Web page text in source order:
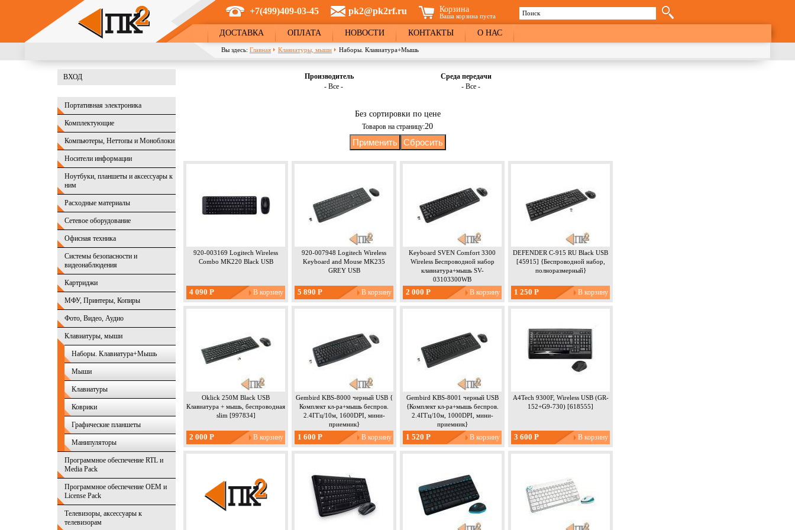
Перейти к основному содержанию
+7(499)409-03-45 pk2@pk2rf.ru Корзина
Ваша корзина пуста Форма поиска
Поиск
ДОСТАВКА ОПЛАТА НОВОСТИ КОНТАКТЫ О НАС
Вы здесь: Главная Клавиатуры, мыши Наборы. Клавиатура+Мышь
ВХОД
Портативная электроника
Комплектующие
Компьютеры, Неттопы и Моноблоки
Носители информации
Ноутбуки, планшеты и аксессуары к
ним
Расходные материалы
Сетевое оборудование
Офисная техника
Системы безопасности и
видеонаблюдения
Картриджи
МФУ, Принтеры, Копиры
Фото, Видео, Аудио
Клавиатуры, мыши
Наборы. Клавиатура+Мышь
Мыши
Клавиатуры
Коврики
Графические планшеты
Манипуляторы
Программное обеспечение RTL и
Media Pack
Программное обеспечение OEM и
License Pack
Телевизоры, аксессуары к
телевизорам
Производитель
- Все -
Среда передачи
- Все -
Без сортировки по цене
Товаров на страницу:20
920-003169 Logitech Wireless
Combo MK220 Black USB
4 090 Р
920-007948 Logitech Wireless
Keyboard and Mouse MK235
GREY USB
5 890 Р
Keyboard SVEN Comfort 3300
Wireless Беспроводной набор
клавиатура+мышь SV-
03103300WB
2 000 Р
DEFENDER C-915 RU Black USB
[45915] {Беспроводной набор,
полноразмерный}
1 250 Р
Oklick 250M Black USB
Клавиатура + мышь, беспроводная
slim [997834]
2 000 Р
Gembird KBS-8000 черный USB {
Комплект кл-ра+мышь беспров.
2.4ГГц/10м, 1600DPI, мини-
приемник}
1 600 Р
Gembird KBS-8001 черный USB
{Комплект кл-ра+мышь беспров.
2.4ГГц/10м, 1000DPI, мини-
приемник}
1 520 Р
A4Tech 9300F, Wireless USB (GR-
152+G9-730) [618555]
3 600 Р